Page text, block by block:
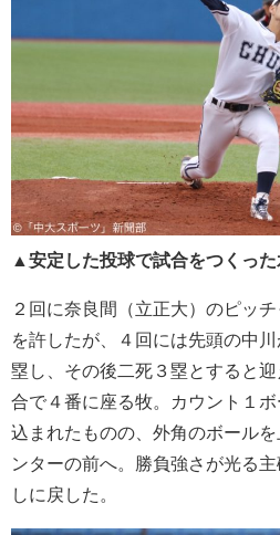
▲安定した投球で試合をつくった
２回に奈良間（立正大）のピッ
を許したが、４回には先頭の中
塁し、その後二死３塁とすると
合で４番に座る牧。カウント１
込まれたものの、外角のボール
ンターの前へ。勝負強さが光る
しに戻した。